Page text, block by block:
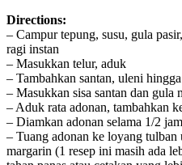
Directions:
– Campur tepung, susu, gula
ragi instan
– Masukkan telur, aduk
– Tambahkan santan, uleni
– Masukkan sisa santan dan gula
– Aduk rata adonan, tambahkan
– Diamkan adonan selama 1/2 jam
– Tuang adonan ke loyang
margarin (1 resep ini masih ada